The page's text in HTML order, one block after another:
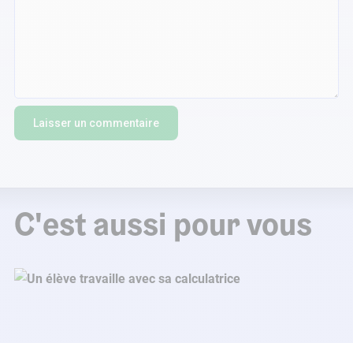
C'est aussi pour vous